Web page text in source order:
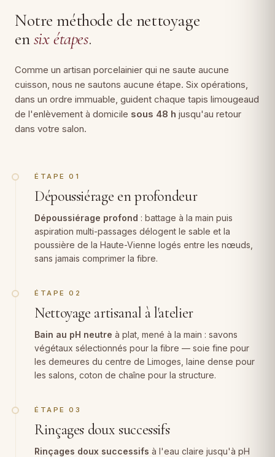
Notre méthode de nettoyage
ensix étapes.
Comme un artisan porcelainier qui ne saute aucune
cuisson, nous ne sautons aucune étape. Six opérations,
dans un ordre immuable, guident chaque tapis limougeaud
de l'enlèvement à domicile sous 48 h jusqu'au retour
dans votre salon.
ÉTAPE 01
Dépoussiérage en profondeur
Dépoussiérage profond : battage à la main puis
aspiration multi-passages délogent le sable et la
poussière de la Haute-Vienne logés entre les nœuds,
sans jamais comprimer la fibre.
ÉTAPE 02
Nettoyage artisanal à l'atelier
Bain au pH neutre à plat, mené à la main : savons
végétaux sélectionnés pour la fibre — soie fine pour
les demeures du centre de Limoges, laine dense pour
les salons, coton de chaîne pour la structure.
ÉTAPE 03
Rinçages doux successifs
Rinçages doux successifs à l'eau claire jusqu'à pH